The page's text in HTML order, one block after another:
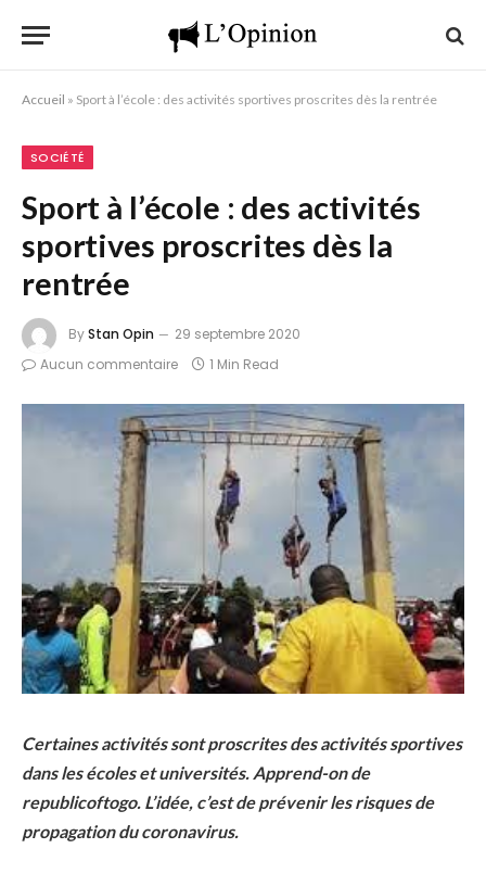
Accueil » Sport à l’école : des activités sportives proscrites dès la rentrée
SOCIÉTÉ
Sport à l’école : des activités
sportives proscrites dès la
rentrée
ByStan Opin
29 septembre 2020
Aucun commentaire
1 Min Read
Certaines activités sont proscrites des activités sportives
dans les écoles et universités. Apprend-on de
republicoftogo. L’idée, c’est de prévenir les risques de
propagation du coronavirus.